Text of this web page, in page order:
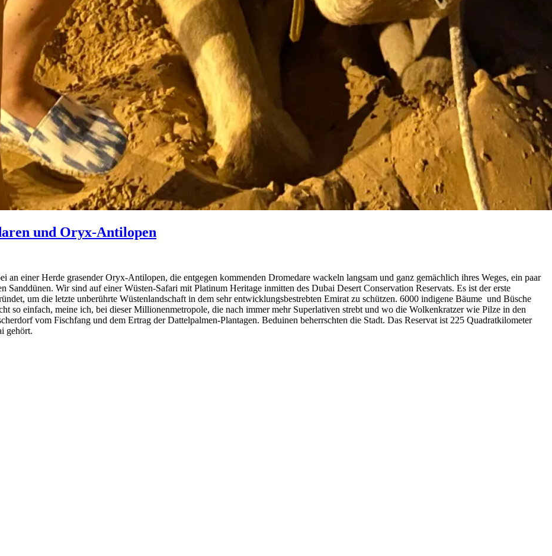
und Oryx-Antilopen
an einer Herde grasender Oryx-Antilopen, die entgegen kommenden Dromedare wackeln langsam und ganz gemächlich ihres Weges, ein paar
Wir sind auf einer Wüsten-Safari mit Platinum Heritage inmitten des Dubai Desert Conservation Reservats. Es ist der erste
um die letzte unberührte Wüstenlandschaft in dem sehr entwicklungsbestrebten Emirat zu schützen. 6000 indigene Bäume und Büsche
so einfach, meine ich, bei dieser Millionenmetropole, die nach immer mehr Superlativen strebt und wo die Wolkenkratzer wie Pilze in den
vom Fischfang und dem Ertrag der Dattelpalmen-Plantagen. Beduinen beherrschten die Stadt. Das Reservat ist 225 Quadratkilometer
gehört.